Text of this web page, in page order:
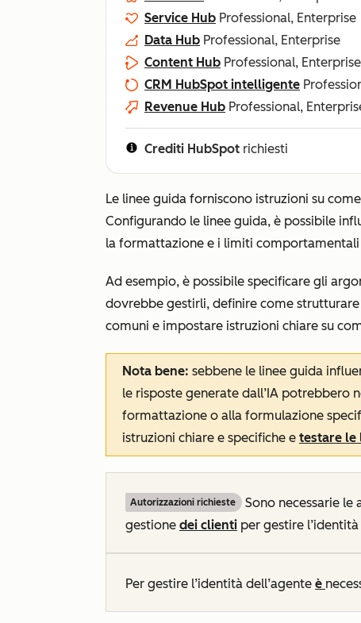
Service Hub Professional, Enterprise
Data Hub Professional, Enterprise
Content Hub Professional, Enterprise
CRM HubSpot intelligente
Revenue Hub Professional,
Crediti HubSpot richiesti
Le linee guida forniscono istruzioni su
Configurando le linee guida, è possibile
la formattazione e i limiti
Ad esempio, è possibile specificare gli
dovrebbe gestirli, definire come
comuni e impostare istruzioni chiare su
Nota bene: sebbene le linee guida
le risposte generate dall’IA potrebbero
formattazione o alla formulazione
istruzioni chiare e specifiche e testare le
Autorizzazioni richieste Sono necessarie le
gestione dei clienti per gestire
Per gestire l’identità dell’agente è